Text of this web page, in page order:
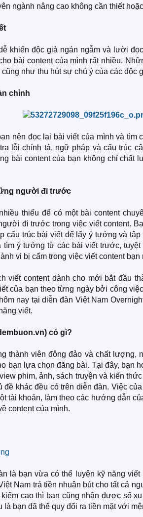
ngành nâng cao không cần thiết
khiến độc giả ngán ngẫm và lười
bài content của mình rất nhiều.
như thu hút sự chú ý của các độc
chỉnh
nên đọc lại bài viết của mình và
lỗi chính tả, ngữ pháp và cấu trúc
bài content của bạn không chỉ chất
người đi trước
thiếu để có một bài content
đi trước trong việc viết content.
cấu trúc bài viết để lấy ý tưởng và
tìm ý tưởng từ các bài viết trước,
vi bị cấm trong việc viết content bạn
viết content dành cho mới bắt đầu
của bạn theo từng ngày bởi công
nay tại diễn đàn Việt Nam
viết.
có gì?
thành viên đông đảo và chất lượng,
bạn lựa chọn đăng bài. Tại đây, bạn
phim, ảnh, sách truyện và kiến
đề khác đều có trên diễn đàn. Việc
tài khoản, làm theo các hướng dẫn
content của mình.
là bạn vừa có thể luyện kỹ năng
Nam trả tiền nhuận bút cho tất cả
cao thì bạn cũng nhận được số
là bạn đã thể quy đổi ra tiền mặt với